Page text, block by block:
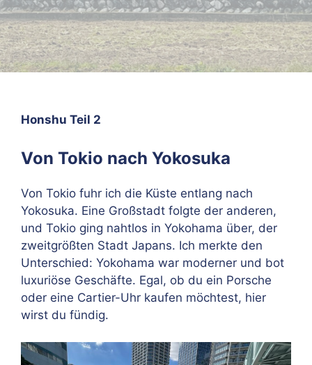
Honshu Teil 2
Von Tokio nach Yokosuka
Von Tokio fuhr ich die Küste entlang nach
Yokosuka. Eine Großstadt folgte der anderen,
und Tokio ging nahtlos in Yokohama über, der
zweitgrößten Stadt Japans. Ich merkte den
Unterschied: Yokohama war moderner und bot
luxuriöse Geschäfte. Egal, ob du ein Porsche
oder eine Cartier-Uhr kaufen möchtest, hier
wirst du fündig.